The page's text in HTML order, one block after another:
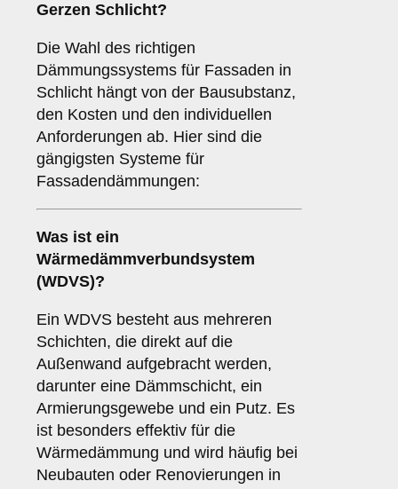
Gerzen Schlicht?
Die Wahl des richtigen
Dämmungssystems für Fassaden in
Schlicht hängt von der Bausubstanz,
den Kosten und den individuellen
Anforderungen ab. Hier sind die
gängigsten Systeme für
Fassadendämmungen:
Was ist ein
Wärmedämmverbundsystem
(WDVS)?
Ein WDVS besteht aus mehreren
Schichten, die direkt auf die
Außenwand aufgebracht werden,
darunter eine Dämmschicht, ein
Armierungsgewebe und ein Putz. Es
ist besonders effektiv für die
Wärmedämmung und wird häufig bei
Neubauten oder Renovierungen in